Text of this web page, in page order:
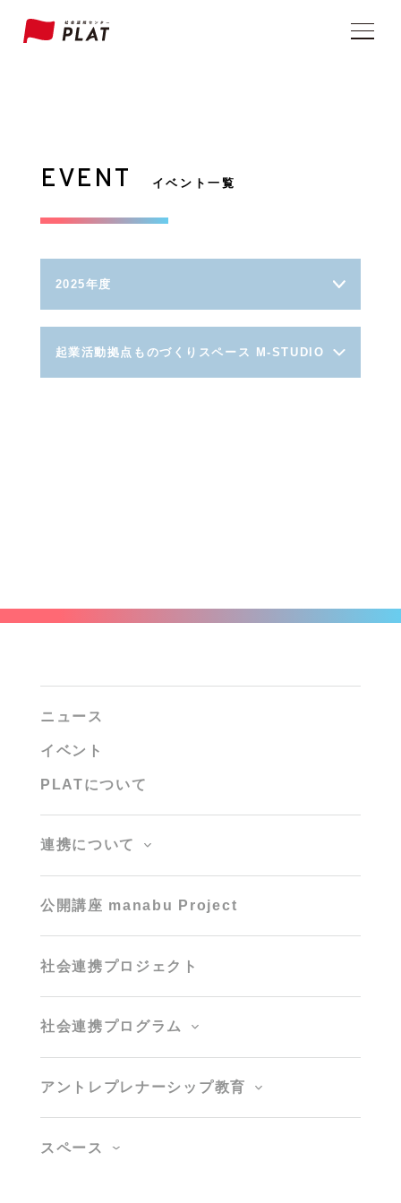
EVENT イベント一覧
2025年度
起業活動拠点ものづくりスペース M-STUDIO
ニュース
イベント
PLATについて
連携について
公開講座 manabu Project
社会連携プロジェクト
社会連携プログラム
アントレプレナーシップ教育
スペース